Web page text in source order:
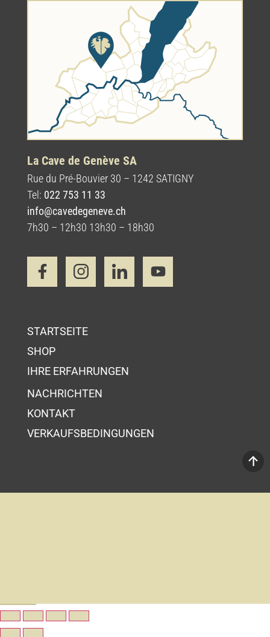
La Cave de Genève SA
Rue du Pré-Bouvier 30 – 1242 SATIGNY
Tel: 022 753 11 33
info@cavedegeneve.ch
7h30 – 12h30 13h30 – 18h30
STARTSEITE
SHOP
IHRE ERFAHRUNGEN
NACHRICHTEN
KONTAKT
VERKAUFSBEDINGUNGEN